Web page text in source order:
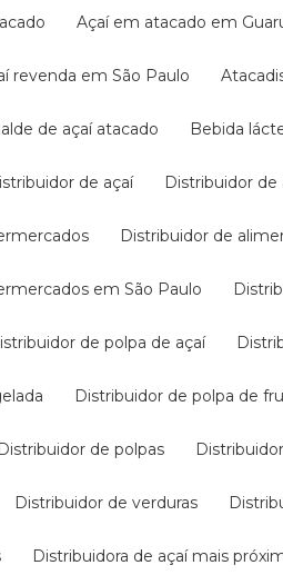
Açaí em atacado em
revenda em São Paulo
Balde de açaí atacado Bebida
Distribuidor de açaí Distribuidor
Distribuidor de
em São Paulo
Distribuidor de polpa de açaí
Distribuidor de polpa de
Distribuidor de polpas
Distribuidor de verduras
Distribuidora de açaí mais